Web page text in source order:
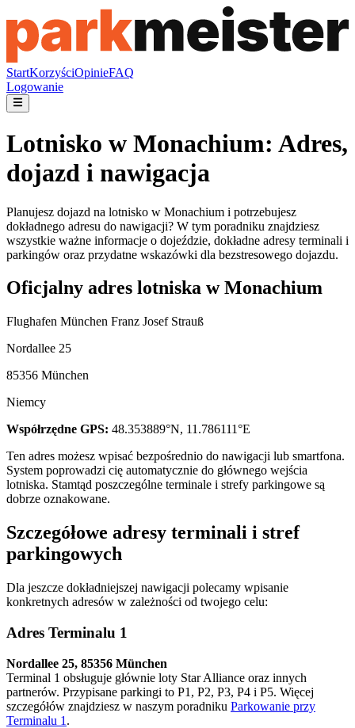
StartKorzyściOpinieFAQ
Logowanie
Lotnisko w Monachium: Adres,
dojazd i nawigacja
Planujesz dojazd na lotnisko w Monachium i potrzebujesz
dokładnego adresu do nawigacji? W tym poradniku znajdziesz
wszystkie ważne informacje o dojeździe, dokładne adresy terminali i
parkingów oraz przydatne wskazówki dla bezstresowego dojazdu.
Oficjalny adres lotniska w Monachium
Flughafen München Franz Josef Strauß
Nordallee 25
85356 München
Niemcy
Współrzędne GPS: 48.353889°N, 11.786111°E
Ten adres możesz wpisać bezpośrednio do nawigacji lub smartfona.
System poprowadzi cię automatycznie do głównego wejścia
lotniska. Stamtąd poszczególne terminale i strefy parkingowe są
dobrze oznakowane.
Szczegółowe adresy terminali i stref
parkingowych
Dla jeszcze dokładniejszej nawigacji polecamy wpisanie
konkretnych adresów w zależności od twojego celu:
Adres Terminalu 1
Nordallee 25, 85356 München
Terminal 1 obsługuje głównie loty Star Alliance oraz innych
partnerów. Przypisane parkingi to P1, P2, P3, P4 i P5. Więcej
szczegółów znajdziesz w naszym poradniku Parkowanie przy
Terminalu 1 .